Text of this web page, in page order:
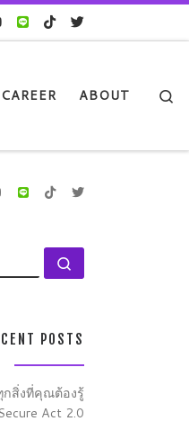
CAREER ABOUT
SEARCH
POSTS
กสิ่งที่คุณต้องรู้
Secure Act 2.0